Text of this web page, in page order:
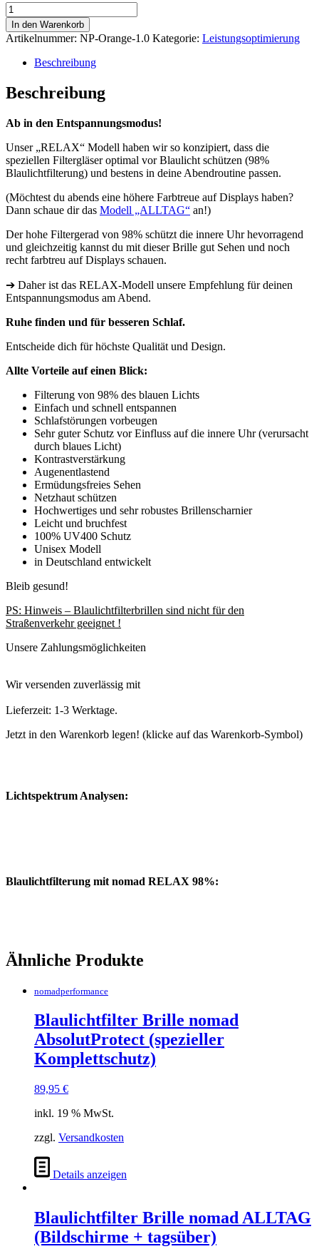
Blaulichtfilter
Brille
nomad
RELAX
(Entspannung
abends)
Menge
In den Warenkorb
Artikelnummer: NP-Orange-1.0 Kategorie: Leistungsoptimierung
Beschreibung
Beschreibung
Ab in den Entspannungsmodus!
Unser „RELAX“ Modell haben wir so konzipiert, dass die
speziellen Filtergläser optimal vor Blaulicht schützen (98%
Blaulichtfilterung) und bestens in deine Abendroutine passen.
(Möchtest du abends eine höhere Farbtreue auf Displays haben?
Dann schaue dir das Modell „ALLTAG“ an!)
Der hohe Filtergerad von 98% schützt die innere Uhr hevorragend
und gleichzeitig kannst du mit dieser Brille gut Sehen und noch
recht farbtreu auf Displays schauen.
➔ Daher ist das RELAX-Modell unsere Empfehlung für deinen
Entspannungsmodus am Abend.
Ruhe finden und für besseren Schlaf.
Entscheide dich für höchste Qualität und Design.
Allte Vorteile auf einen Blick:
Filterung von 98% des blauen Lichts
Einfach und schnell entspannen
Schlafstörungen vorbeugen
Sehr guter Schutz vor Einfluss auf die innere Uhr (verursacht
durch blaues Licht)
Kontrastverstärkung
Augenentlastend
Ermüdungsfreies Sehen
Netzhaut schützen
Hochwertiges und sehr robustes Brillenscharnier
Leicht und bruchfest
100% UV400 Schutz
Unisex Modell
in Deutschland entwickelt
Bleib gesund!
PS: Hinweis – Blaulichtfilterbrillen sind nicht für den
Straßenverkehr geeignet !
Unsere Zahlungsmöglichkeiten
Wir versenden zuverlässig mit
Lieferzeit: 1-3 Werktage.
Jetzt in den Warenkorb legen! (klicke auf das Warenkorb-Symbol)
Lichtspektrum Analysen:
Blaulichtfilterung mit nomad RELAX 98%:
Ähnliche Produkte
nomadperformance
Blaulichtfilter Brille nomad
AbsolutProtect (spezieller
Komplettschutz)
89,95 €
inkl. 19 % MwSt.
zzgl. Versandkosten
Details anzeigen
Blaulichtfilter Brille nomad ALLTAG
(Bildschirme + tagsüber)